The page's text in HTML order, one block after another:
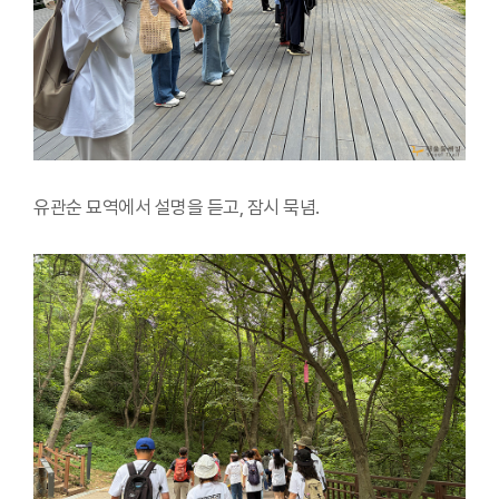
유관순 묘역에서 설명을 듣고, 잠시 묵념.